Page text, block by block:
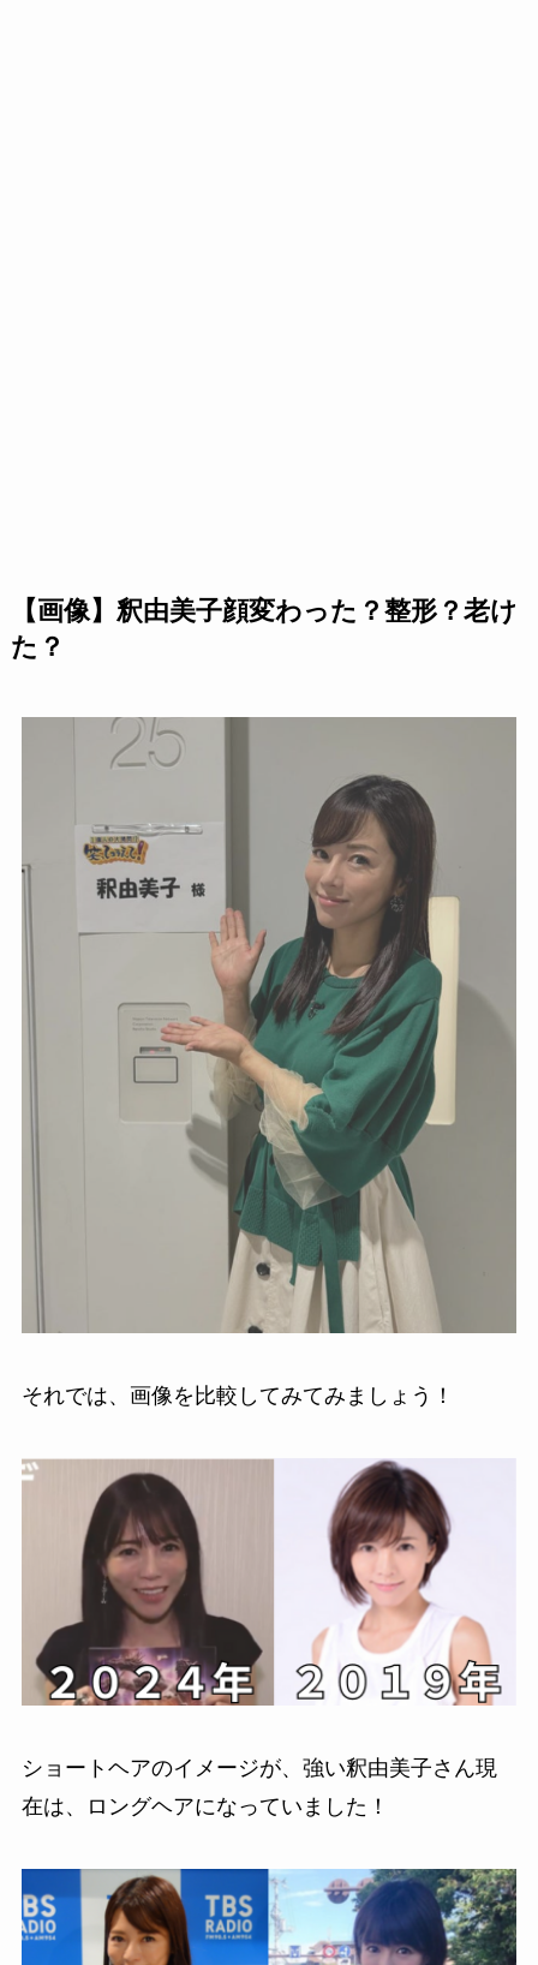
【画像】釈由美子顔変わった？整形？老け
た？
それでは、画像を比較してみてみましょう！
ショートヘアのイメージが、強い釈由美子さん現
在は、ロングヘアになっていました！